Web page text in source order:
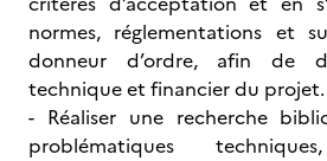
normes, réglementations et
donneur d’ordre, afin de
technique et financier du projet.
- Réaliser une recherche
problématiques